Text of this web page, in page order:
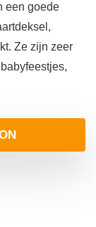
een goede
Ze zijn zeer